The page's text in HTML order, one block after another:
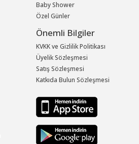
Baby Shower
Özel Günler
Önemli Bilgiler
KVKK ve Gizlilik Politikası
Üyelik Sözleşmesi
Satış Sözleşmesi
Katkıda Bulun Sözleşmesi